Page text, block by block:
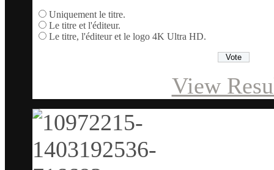
Uniquement le titre.
Le titre et l'éditeur.
Le titre, l'éditeur et le logo 4K Ultra HD.
View